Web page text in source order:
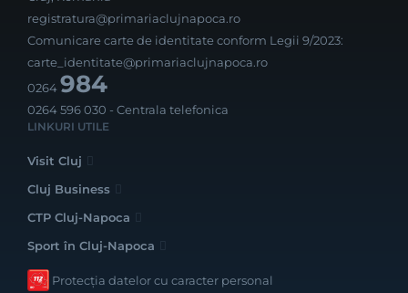
registratura@primariaclujnapoca.ro
Comunicare carte de identitate conform Legii 9/2023:
carte_identitate@primariaclujnapoca.ro
0264984
0264 596 030 - Centrala telefonica
LINKURI UTILE
Visit Cluj
Cluj Business
CTP Cluj-Napoca
Sport în Cluj-Napoca
Protecția datelor cu caracter personal